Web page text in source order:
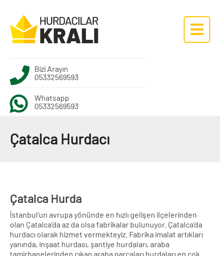
Bizi Arayın
05332569593
Whatsapp
05332569593
Çatalca Hurdacı
Çatalca Hurda
İstanbul’un avrupa yönünde en hızlı gelişen ilçelerinden
olan Çatalca’da az da olsa fabrikalar bulunuyor. Çatalca’da
hurdacı olarak hizmet vermekteyiz. Fabrika imalat artıkları
yanında, inşaat hurdası, şantiye hurdaları, araba
tamirhanelerinden çıkan araba parçaları hurdaları en çok